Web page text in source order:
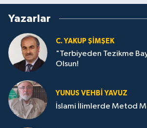
Yazarlar
C. YAKUP ŞİMŞEK
"Terbiyeden Tezikme
Olsun!
YUNUS VEHBI YAVUZ
İslami İlimlerde Metod